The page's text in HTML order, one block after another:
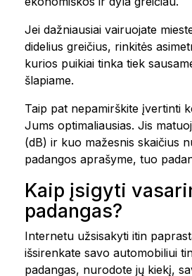
Jei dažniausiai vairuojate
didelius greičius, rinkitės
kurios puikiai tinka tiek
šlapiame.
Taip pat nepamirškite įvertinti
Jums optimaliausias. Jis
(dB) ir kuo mažesnis skaičius
padangos aprašyme, tuo
Kaip įsigyti
padangas?
Internetu užsisakyti itin
išsirenkate savo automobiliui
padangas, nurodote jų kiekį,